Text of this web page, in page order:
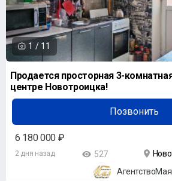
1 / 11
Продается просторная 3-
центре Новотроицка!
Позвонить
6 180 000 ₽
2 дня назад 527